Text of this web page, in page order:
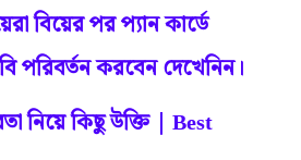
বিয়ের পর প্যান কার্ডে
পরিবর্তন করবেন দেখেনিন।
নিয়ে কিছু উক্তি | Best